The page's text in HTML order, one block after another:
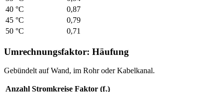
40 °C
0,87
45 °C
0,79
50 °C
0,71
Umrechnungsfaktor: Häufung
Gebündelt auf Wand, im Rohr oder Kabelkanal.
Anzahl Stromkreise Faktor (f₂)